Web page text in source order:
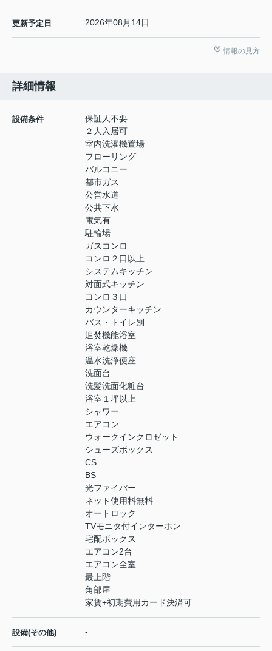
更新予定日 2026年08月14日
情報の見方
詳細情報
設備条件
保証人不要
２人入居可
室内洗濯機置場
フローリング
バルコニー
都市ガス
公営水道
公共下水
電気有
駐輪場
ガスコンロ
コンロ２口以上
システムキッチン
対面式キッチン
コンロ３口
カウンターキッチン
バス・トイレ別
追焚機能浴室
浴室乾燥機
温水洗浄便座
洗面台
洗髪洗面化粧台
浴室１坪以上
シャワー
エアコン
ウォークインクロゼット
シューズボックス
CS
BS
光ファイバー
ネット使用料無料
オートロック
TVモニタ付インターホン
宅配ボックス
エアコン2台
エアコン全室
最上階
角部屋
家賃+初期費用カード決済可
設備(その他) -